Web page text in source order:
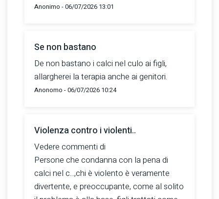
Anonimo - 06/07/2026 13:01
Se non bastano
De non bastano i calci nel culo ai figli,
allargherei la terapia anche ai genitori.
Anonomo - 06/07/2026 10:24
Violenza contro i violenti..
Vedere commenti di
Persone che condanna con la pena di
calci nel c...,chi è violento è veramente
divertente, e preoccupante, come al solito